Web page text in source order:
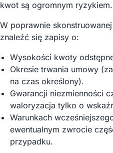
kwot są ogromnym ryzykiem.
W poprawnie
znaleźć się zapisy o:
Wysokości kwoty
Okresie trwania umowy
na czas określony).
Gwarancji niezmienności
waloryzacja tylko o
Warunkach
ewentualnym zwrocie
przypadku.